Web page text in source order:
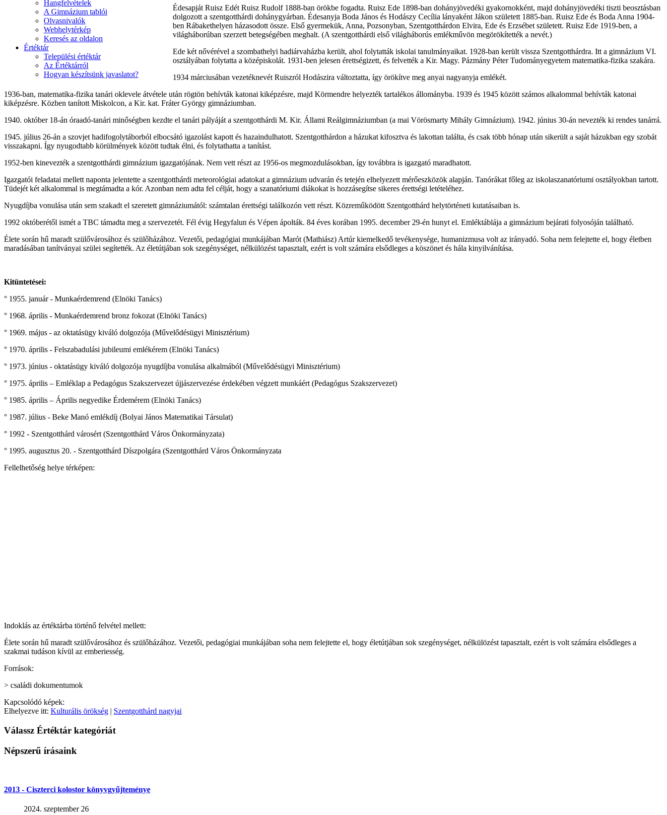
Hangfelvételek
A Gimnázium tablói
Olvasnivalók
Webhelytérkép
Keresés az oldalon
Értéktár
Települési értéktár
Az Értéktárról
Hogyan készítsünk javaslatot?
Édesapját Ruisz Edét Ruisz Rudolf 1888-ban örökbe fogadta. Ruisz Ede 1898-ban dohányjövedéki gyakornokként, majd dohányjövedéki tiszti beosztásban
dolgozott a szentgotthárdi dohánygyárban. Édesanyja Boda János és Hodászy Cecília lányaként Jákon született 1885-ban. Ruisz Ede és Boda Anna 1904-
ben Rábakethelyen házasodott össze. Első gyermekük, Anna, Pozsonyban, Szentgotthárdon Elvira, Ede és Erzsébet született. Ruisz Ede 1919-ben, a
világháborúban szerzett betegségében meghalt. (A szentgotthárdi első világháborús emlékművön megörökítették a nevét.)
Ede két nővérével a szombathelyi hadiárvaházba került, ahol folytatták iskolai tanulmányaikat. 1928-ban került vissza Szentgotthárdra. Itt a gimnázium VI.
osztályában folytatta a középiskolát. 1931-ben jelesen érettségizett, és felvették a Kir. Magy. Pázmány Péter Tudományegyetem matematika-fizika szakára.
1934 márciusában vezetéknevét Ruiszról Hodászira változtatta, így örökítve meg anyai nagyanyja emlékét.
1936-ban, matematika-fizika tanári oklevele átvétele után rögtön behívták katonai kiképzésre, majd Körmendre helyezték tartalékos állományba. 1939 és 1945 között számos alkalommal behívták katonai
kiképzésre. Közben tanított Miskolcon, a Kir. kat. Fráter György gimnáziumban.
1940. október 18-án óraadó-tanári minőségben kezdte el tanári pályáját a szentgotthárdi M. Kir. Állami Reálgimnáziumban (a mai Vörösmarty Mihály Gimnázium). 1942. június 30-án nevezték ki rendes tanárrá.
1945. július 26-án a szovjet hadifogolytáborból elbocsátó igazolást kapott és hazaindulhatott. Szentgotthárdon a házukat kifosztva és lakottan találta, és csak több hónap után sikerült a saját házukban egy szobát
visszakapni. Így nyugodtabb körülmények között tudtak élni, és folytathatta a tanítást.
1952-ben kinevezték a szentgotthárdi gimnázium igazgatójának. Nem vett részt az 1956-os megmozdulásokban, így továbbra is igazgató maradhatott.
Igazgatói feladatai mellett naponta jelentette a szentgotthárdi meteorológiai adatokat a gimnázium udvarán és tetején elhelyezett mérőeszközök alapján. Tanórákat főleg az iskolaszanatóriumi osztályokban tartott.
Tüdejét két alkalommal is megtámadta a kór. Azonban nem adta fel célját, hogy a szanatóriumi diákokat is hozzásegítse sikeres érettségi letételéhez.
Nyugdíjba vonulása után sem szakadt el szeretett gimnáziumától: számtalan érettségi találkozón vett részt. Közreműködött Szentgotthárd helytörténeti kutatásaiban is.
1992 októberétől ismét a TBC támadta meg a szervezetét. Fél évig Hegyfalun és Vépen ápolták. 84 éves korában 1995. december 29-én hunyt el. Emléktáblája a gimnázium bejárati folyosóján található.
Élete során hű maradt szülővárosához és szülőházához. Vezetői, pedagógiai munkájában Marót (Mathiász) Artúr kiemelkedő tevékenysége, humanizmusa volt az irányadó. Soha nem felejtette el, hogy életben
maradásában tanítványai szülei segítették. Az életútjában sok szegénységet, nélkülözést tapasztalt, ezért is volt számára elsődleges a köszönet és hála kinyilvánítása.
Kitüntetései:
° 1955. január - Munkaérdemrend (Elnöki Tanács)
° 1968. április - Munkaérdemrend bronz fokozat (Elnöki Tanács)
° 1969. május - az oktatásügy kiváló dolgozója (Művelődésügyi Minisztérium)
° 1970. április - Felszabadulási jubileumi emlékérem (Elnöki Tanács)
° 1973. június - oktatásügy kiváló dolgozója nyugdíjba vonulása alkalmából (Művelődésügyi Minisztérium)
° 1975. április – Emléklap a Pedagógus Szakszervezet újjászervezése érdekében végzett munkáért (Pedagógus Szakszervezet)
° 1985. április – Április negyedike Érdemérem (Elnöki Tanács)
° 1987. július - Beke Manó emlékdíj (Bolyai János Matematikai Társulat)
° 1992 - Szentgotthárd városért (Szentgotthárd Város Önkormányzata)
° 1995. augusztus 20. - Szentgotthárd Díszpolgára (Szentgotthárd Város Önkormányzata
Fellelhetőség helye térképen:
Indoklás az értéktárba történő felvétel mellett:
Élete során hű maradt szülővárosához és szülőházához. Vezetői, pedagógiai munkájában soha nem felejtette el, hogy életútjában sok szegénységet, nélkülözést tapasztalt, ezért is volt számára elsődleges a
szakmai tudáson kívül az emberiesség.
Források:
> családi dokumentumok
Kapcsolódó képek:
Elhelyezve itt: Kulturális örökség | Szentgotthárd nagyjai
Válassz Értéktár kategóriát
Népszerű írásaink
2013 - Ciszterci kolostor könyvgyűjteménye
2024. szeptember 26